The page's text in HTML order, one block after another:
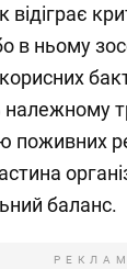
відіграє
в ньому
поживних
баланс.